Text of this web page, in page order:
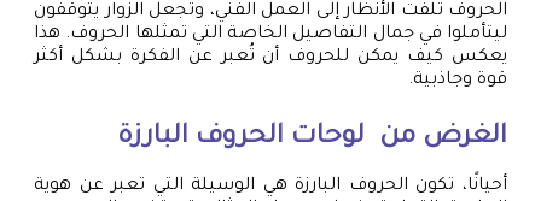
الحروف تلفت الأنظار إلى العمل الفني، وتجعل الزوار يتوقفون
ليتأملوا في جمال التفاصيل الخاصة التي تمثلها الحروف. هذا
يعكس كيف يمكن للحروف أن تُعبر عن الفكرة بشكل أكثر
قوة وجاذبية.
الغرض من لوحات الحروف البارزة
أحيانًا، تكون الحروف البارزة هي الوسيلة التي تعبر عن هوية